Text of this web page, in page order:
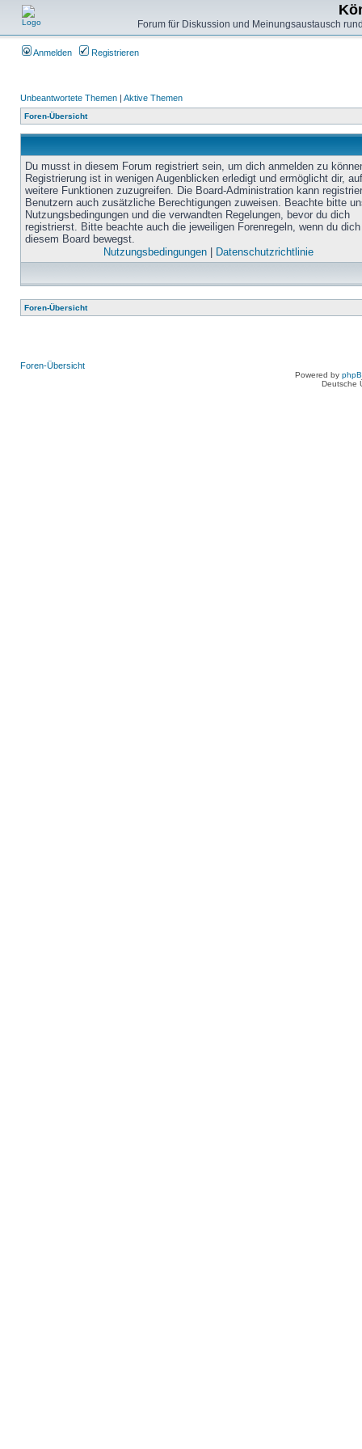
Forum für Diskussion und Meinungsaustausch
Anmelden Registrieren
Unbeantwortete Themen | Aktive Themen
Foren-Übersicht
Du musst in diesem Forum registriert sein, um dich anmelden zu
Registrierung ist in wenigen Augenblicken erledigt und ermöglicht dir, auf
weitere Funktionen zuzugreifen. Die Board-Administration kann
Benutzern auch zusätzliche Berechtigungen zuweisen. Beachte bitte
Nutzungsbedingungen und die verwandten Regelungen, bevor du dich
registrierst. Bitte beachte auch die jeweiligen Forenregeln, wenn du
diesem Board bewegst.
Nutzungsbedingungen| Datenschutzrichtlinie
Foren-Übersicht
Foren-Übersicht
Powered by
Deutsche